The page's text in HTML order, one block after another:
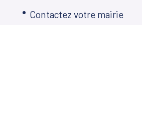
Contactez votre mairie